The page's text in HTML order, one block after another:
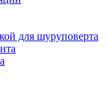
для шуруповерта